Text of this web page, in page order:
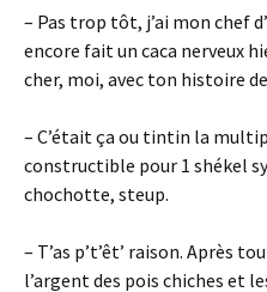
– Pas trop tôt, j’ai mon chef
encore fait un caca nerveux
cher, moi, avec ton histoire
– C’était ça ou tintin la
constructible pour 1 shékel
chochotte, steup.
– T’as p’t’êt’ raison. Après
l’argent des pois chiches et